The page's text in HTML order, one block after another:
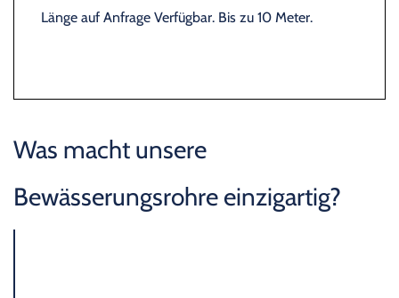
Länge auf Anfrage Verfügbar. Bis zu 10 Meter.
Was macht unsere
Bewässerungsrohre einzigartig?